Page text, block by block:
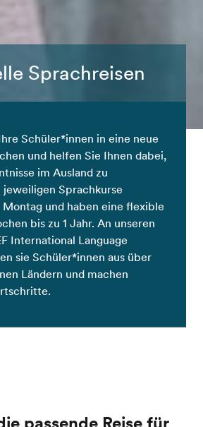
Sprachreisen
Schüler*innen in eine neue
und helfen Sie Ihnen dabei,
im Ausland zu
Sprachkurse
und haben eine flexible
bis zu 1 Jahr. An unseren
International Language
sie Schüler*innen aus über
Ländern und machen